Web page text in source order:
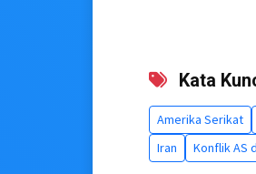
Kata
Amerika Serikat
Iran
Konflik AS